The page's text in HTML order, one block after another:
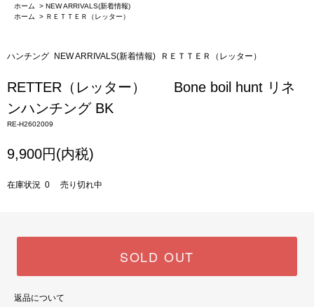
ホーム
> NEW ARRIVALS(新着情報)
ホーム
> ＲＥＴＴＥＲ（レッター）
ハンチング NEW ARRIVALS(新着情報) ＲＥＴＴＥＲ（レッター）
RETTER（レッター） Bone boil hunt リネ
ンハンチング BK
RE-H2602009
9,900円(内税)
在庫状況 0 売り切れ中
SOLD OUT
返品について